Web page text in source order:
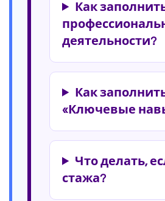
Как
деятельности?
Как
«Ключевые
Что делать,
стажа?